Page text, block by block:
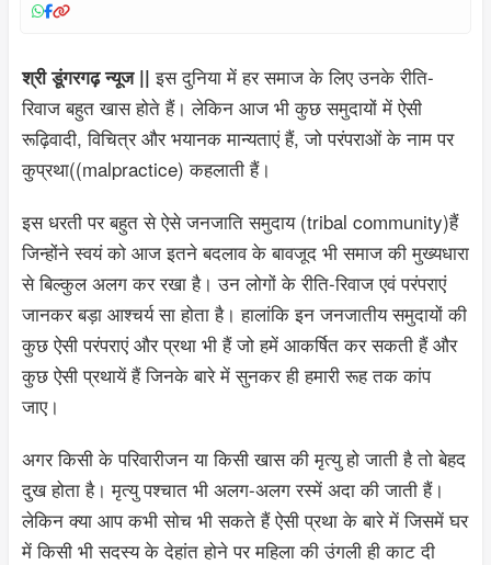
श्री डूंगरगढ़ न्यूज || इस दुनिया में हर समाज के लिए उनके रीति-
रिवाज बहुत खास होते हैं। लेकिन आज भी कुछ समुदायों में ऐसी
रूढ़िवादी, विचित्र और भयानक मान्यताएं हैं, जो परंपराओं के नाम पर
कुप्रथा((malpractice) कहलाती हैं।
इस धरती पर बहुत से ऐसे जनजाति समुदाय (tribal community)हैं
जिन्होंने स्वयं को आज इतने बदलाव के बावजूद भी समाज की मुख्यधारा
से बिल्कुल अलग कर रखा है। उन लोगों के रीति-रिवाज एवं परंपराएं
जानकर बड़ा आश्चर्य सा होता है। हालांकि इन जनजातीय समुदायों की
कुछ ऐसी परंपराएं और प्रथा भी हैं जो हमें आकर्षित कर सकती हैं और
कुछ ऐसी प्रथायें हैं जिनके बारे में सुनकर ही हमारी रूह तक कांप
जाए।
अगर किसी के परिवारीजन या किसी खास की मृत्यु हो जाती है तो बेहद
दुख होता है। मृत्यु पश्चात भी अलग-अलग रस्में अदा की जाती हैं।
लेकिन क्या आप कभी सोच भी सकते हैं ऐसी प्रथा के बारे में जिसमें घर
में किसी भी सदस्य के देहांत होने पर महिला की उंगली ही काट दी